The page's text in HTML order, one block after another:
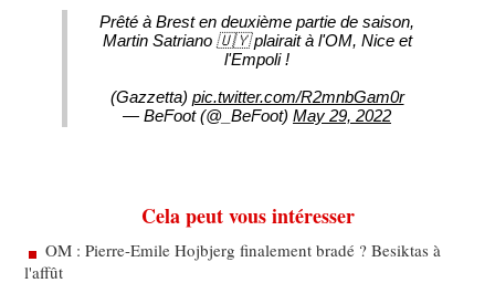
Prêté à Brest en deuxième partie de saison,
Martin Satriano 🇺🇾 plairait à l'OM, Nice et
l'Empoli !
(Gazzetta) pic.twitter.com/R2mnbGam0r
— BeFoot (@_BeFoot) May 29, 2022
Cela peut vous intéresser
OM : Pierre-Emile Hojbjerg finalement bradé ? Besiktas à
l'affût